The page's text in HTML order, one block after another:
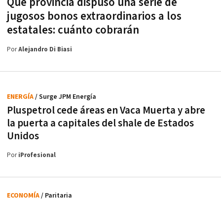
jugosos bonos extraordinarios a los
estatales: cuánto cobrarán
PorAlejandro Di Biasi
Pluspetrol cede áreas en Vaca Muerta y abre
la puerta a capitales del shale de Estados
Unidos
ENERGÍA/ Surge JPM Energía
PoriProfesional
ECONOMÍA/ Paritaria